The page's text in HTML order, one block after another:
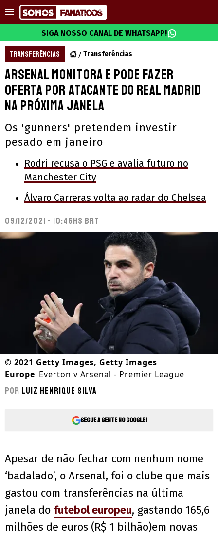
SIGA NOSSO CANAL DE WHATSAPP!
TRANSFERÊNCIAS Transferências
Arsenal monitora e pode fazer
oferta por atacante do Real Madrid
na próxima janela
Os 'gunners' pretendem investir
pesado em janeiro
Rodri recusa o PSG e avalia futuro no
Manchester City
Álvaro Carreras volta ao radar do Chelsea
09/12/2021 - 10:46hs BRT
© 2021 Getty Images, Getty Images
Europe Everton v Arsenal - Premier League
Por Luiz Henrique Silva
Segue a gente no Google!
Apesar de não fechar com nenhum nome
‘badalado’, o Arsenal, foi o clube que mais
gastou com transferências na última
janela do futebol europeu, gastando 165,6
milhões de euros (R$ 1 bilhão)em novas